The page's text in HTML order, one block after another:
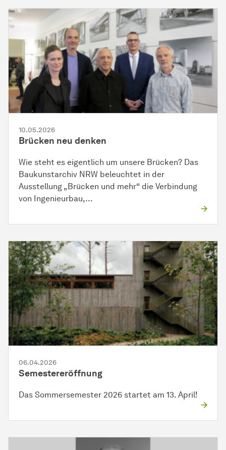
10.05.2026
Brücken neu denken
Wie steht es eigentlich um unsere Brücken? Das
Baukunstarchiv NRW beleuchtet in der
Ausstellung „Brücken und mehr“ die Verbindung
von Ingenieurbau,…
06.04.2026
Semestereröffnung
Das Sommersemester 2026 startet am 13. April!